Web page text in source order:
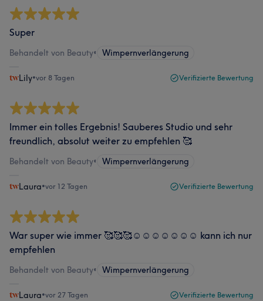
Super
Behandelt von Beauty• Wimpernverlängerung
Lily•vor 8 Tagen Verifizierte Bewertung
Immer ein tolles Ergebnis! Sauberes Studio und sehr
freundlich, absolut weiter zu empfehlen 🥰
Behandelt von Beauty• Wimpernverlängerung
Laura•vor 12 Tagen Verifizierte Bewertung
War super wie immer 🥰🥰🥰☺️☺️☺️☺️☺️☺️☺️ kann ich nur
empfehlen
Behandelt von Beauty• Wimpernverlängerung
Laura•vor 27 Tagen Verifizierte Bewertung